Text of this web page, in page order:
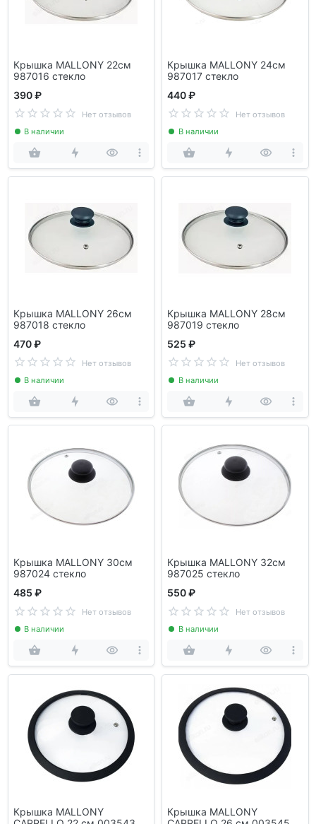
Крышка MALLONY 22см
987016 стекло
390 ₽
Нет отзывов
В наличии
Крышка MALLONY 24см
987017 стекло
440 ₽
Нет отзывов
В наличии
Крышка MALLONY 26см
987018 стекло
470 ₽
Нет отзывов
В наличии
Крышка MALLONY 28см
987019 стекло
525 ₽
Нет отзывов
В наличии
Крышка MALLONY 30см
987024 стекло
485 ₽
Нет отзывов
В наличии
Крышка MALLONY 32см
987025 стекло
550 ₽
Нет отзывов
В наличии
Крышка MALLONY
Крышка MALLONY